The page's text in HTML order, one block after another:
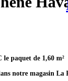
le paquet de 1,60 m²
notre magasin La